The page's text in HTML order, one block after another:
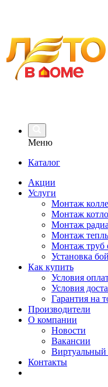
Меню
Каталог
Акции
Услуги
Монтаж
Монтаж
Монтаж
Монтаж
Монтаж труб
Установка
Как купить
Условия
Условия
Гарантия на
Производители
О компании
Новости
Вакансии
Виртуальный
Контакты